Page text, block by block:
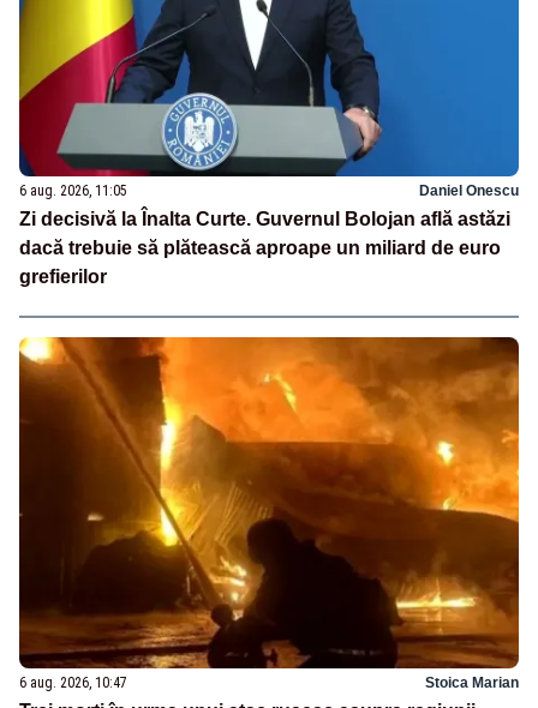
6 aug. 2026, 11:05 Daniel Onescu
Zi decisivă la Înalta Curte. Guvernul Bolojan află astăzi
dacă trebuie să plătească aproape un miliard de euro
grefierilor
6 aug. 2026, 10:47 Stoica Marian